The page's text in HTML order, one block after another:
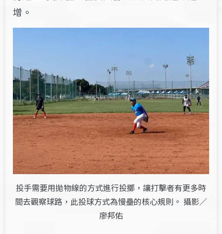
增。
投手需要用拋物線的方式進行投擲，讓打擊者有更多時
間去觀察球路，此投球方式為慢壘的核心規則。 攝影／
廖邦佑